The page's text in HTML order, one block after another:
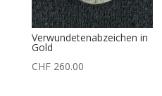
Verwundetenabzeichen in
Gold
CHF260.00